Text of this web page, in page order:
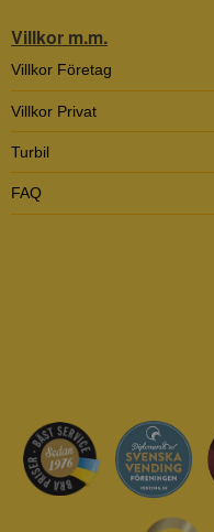
Villkor m.m.
Villkor Företag
Villkor Privat
Turbil
FAQ